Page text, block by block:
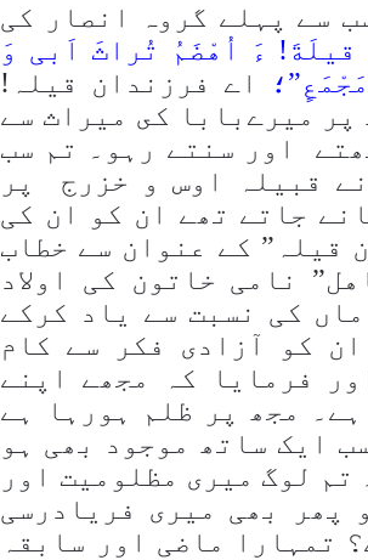
سے پہلے گروہ انصار کی
قیلَةَ! ءَ اُهْضَمُ تُراثَ اَبی وَ
اے فرزندان قیلہ!
میرےبابا كى میراث سے
اور سنتے رہو۔ تم سب
قبیلہ اوس و خزرج پر
جاتے تھے ان کو ان کی
قیلہ” کے عنوان سے خطاب
نامی خاتون کی اولاد
کی نسبت سے یاد کرکے
کو آزادی فکر سے کام
فرمایا کہ مجھے اپنے
مجھ پر ظلم ہورہا ہے
ایک ساتھ موجود بھی ہو
لوگ میری مظلومیت اور
پھر بھی میری فریادرسی
تمہارا ماضی اور سابقہ